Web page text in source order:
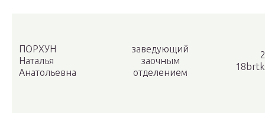
ПОРХУН
Наталья
Анатольевна
заведующий
заочным
отделением